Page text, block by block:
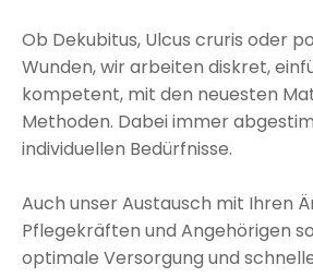
Ob Dekubitus, Ulcus cruris oder
Wunden, wir arbeiten diskret,
kompetent, mit den neuesten
Methoden. Dabei immer
individuellen Bedürfnisse.
Auch unser Austausch mit Ihren
Pflegekräften und Angehörigen
optimale Versorgung und